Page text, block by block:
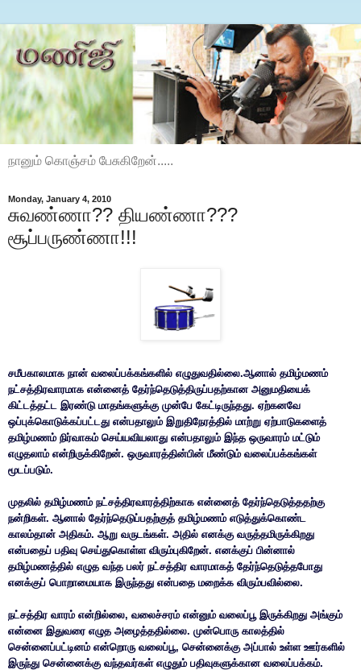
நானும் கொஞ்சம் பேசுகிறேன்.....
Monday, January 4, 2010
சுவண்ணா?? தியண்ணா???
சூப்பருண்ணா!!!
சமீபகாலமாக நான் வலைப்பக்கங்களில் எழுதுவதில்லை.ஆனால் தமிழ்மணம்
நட்சத்திரவாரமாக என்னைத் தேர்ந்தெடுத்திருப்பதற்கான அனுமதியைக்
கிட்டத்தட்ட இரண்டு மாதங்களுக்கு முன்பே கேட்டிருந்தது. ஏற்கனவே
ஒப்புக்கொடுக்கப்பட்டது என்பதாலும் இறுதிநேரத்தில் மாற்று ஏற்பாடுகளைத்
தமிழ்மணம் நிர்வாகம் செய்யவியலாது என்பதாலும் இந்த ஒருவாரம் மட்டும்
எழுதலாம் என்றிருக்கிறேன். ஒருவாரத்தின்பின் மீண்டும் வலைப்பக்கங்கள்
மூடப்படும்.
முதலில் தமிழ்மணம் நட்சத்திரவாரத்திற்காக என்னைத் தேர்ந்தெடுத்ததற்கு
நன்றிகள். ஆனால் தேர்ந்தெடுப்பதற்குத் தமிழ்மணம் எடுத்துக்கொண்ட
காலம்தான் அதிகம். ஆறு வருடங்கள். அதில் எனக்கு வருத்தமிருக்கிறது
என்பதைப் பதிவு செய்துகொள்ள விரும்புகிறேன். எனக்குப் பின்னால்
தமிழ்மணத்தில் எழுத வந்த பலர் நட்சத்திர வாரமாகத் தேர்ந்தெடுத்தபோது
எனக்குப் பொறாமையாக இருந்தது என்பதை மறைக்க விரும்பவில்லை.
நட்சத்திர வாரம் என்றில்லை, வலைச்சரம் என்னும் வலைப்பூ இருக்கிறது அங்கும்
என்னை இதுவரை எழுத அழைத்ததில்லை. முன்பொரு காலத்தில்
சென்னைப்பட்டினம் என்றொரு வலைப்பூ, சென்னைக்கு அப்பால் உள்ள ஊர்களில்
இருந்து சென்னைக்கு வந்தவர்கள் எழுதும் பதிவுகளுக்கான வலைப்பக்கம்.